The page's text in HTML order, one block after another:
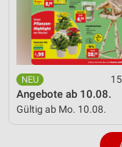
Angebote ab 10.08.
Gültig ab Mo. 10.08.